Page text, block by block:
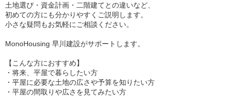
土地選び・資金計画・二階建てとの違いなど、
初めての方にも分かりやすくご説明します。
小さな疑問もお気軽にご相談ください。
MonoHousing 早川建設がサポートします。
【こんな方におすすめ】
・将来、平屋で暮らしたい方
・平屋に必要な土地の広さや予算を知りたい方
・平屋の間取りや広さを見てみたい方